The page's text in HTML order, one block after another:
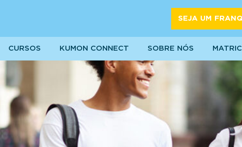
SEJA UM
CURSOS KUMON CONNECT SOBRE NÓS